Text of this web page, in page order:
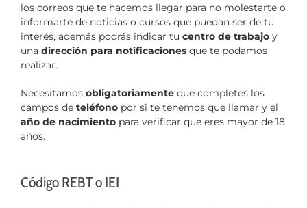
los correos que te hacemos llegar para no molestarte o
informarte de noticias o cursos que puedan ser de tu
interés, además podrás indicar tu centro de trabajo y
una dirección para notificaciones que te podamos
realizar.
Necesitamos obligatoriamente que completes los
campos de teléfono por si te tenemos que llamar y el
año de nacimiento para verificar que eres mayor de 18
años.
Código REBT o IEI